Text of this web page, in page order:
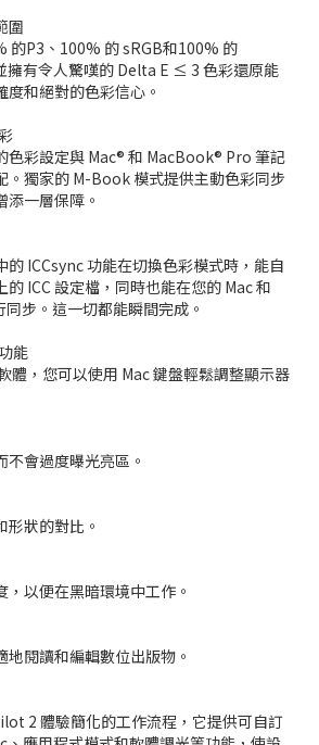
圍
的P3、100% 的 sRGB和100% 的
擁有令人驚嘆的 Delta E ≤ 3 色彩還原能
和絕對的色彩信心。
色彩設定與 Mac® 和 MacBook® Pro 筆記
。獨家的 M-Book 模式提供主動色彩同步
一層保障。
ICCsync 功能在切換色彩模式時，能自
ICC 設定檔，同時也能在您的 Mac 和
步。這一切都能瞬間完成。
能
體，您可以使用 Mac 鍵盤輕鬆調整顯示器
會過度曝光亮區。
狀的對比。
以便在黑暗環境中工作。
閱讀和編輯數位出版物。
2 體驗簡化的工作流程，它提供可自訂